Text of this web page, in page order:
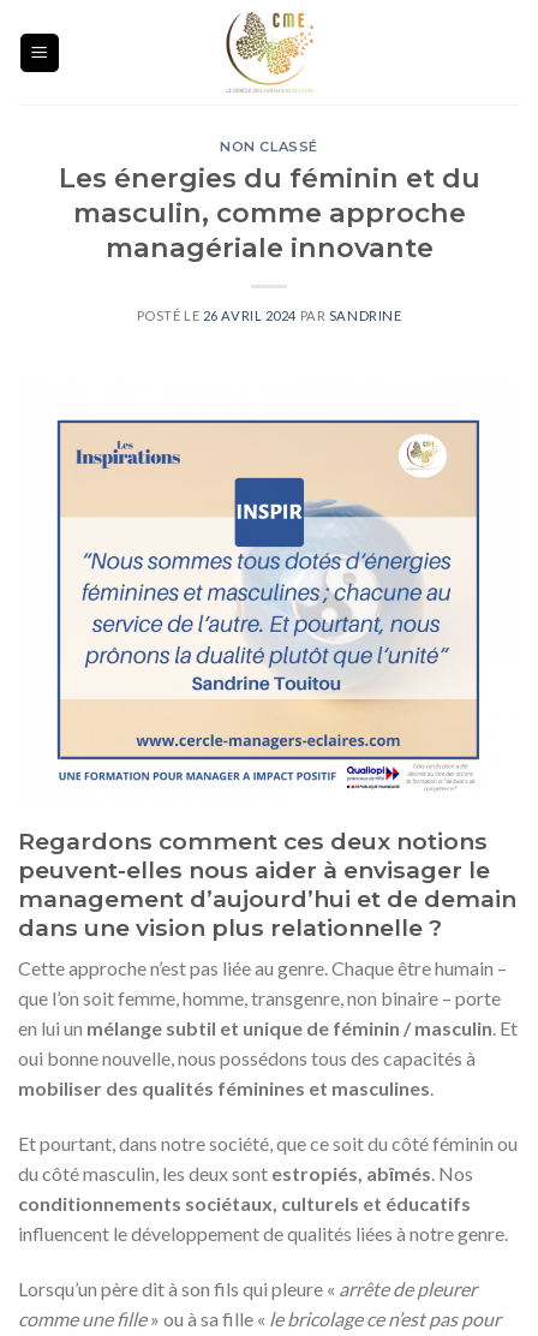
content
NON CLASSÉ
Les énergies du féminin et du
masculin, comme approche
managériale innovante
POSTÉ LE 26 AVRIL 2024 PAR SANDRINE
Regardons comment ces deux notions
peuvent-elles nous aider à envisager le
management d’aujourd’hui et de demain
dans une vision plus relationnelle ?
Cette approche n’est pas liée au genre. Chaque être humain –
que l’on soit femme, homme, transgenre, non binaire – porte
en lui un mélange subtil et unique de féminin / masculin. Et
oui bonne nouvelle, nous possédons tous des capacités à
mobiliser des qualités féminines et masculines.
Et pourtant, dans notre société, que ce soit du côté féminin ou
du côté masculin, les deux sont estropiés, abîmés. Nos
conditionnements sociétaux, culturels et éducatifs
influencent le développement de qualités liées à notre genre.
Lorsqu’un père dit à son fils qui pleure « arrête de pleurer
comme une fille» ou à sa fille « le bricolage ce n’est pas pour